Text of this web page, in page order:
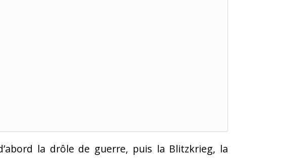
la drôle de guerre, puis la Blitzkrieg, la